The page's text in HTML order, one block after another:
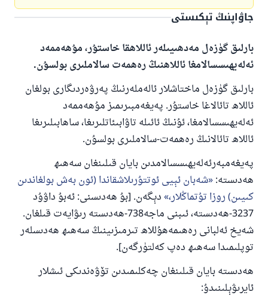
جاۋاپنىڭ تېكىستى
بارلىق گۈزەل مەدھىيىلەر ئاللاھقا خاستۇر، مۇھەممەد
ئەلەيھىسسالامغا ئاللاھنىڭ رەھمەت سالاملىرى بولسۇن.
بارلىق گۈزەل ماختاشلار ئالەملەرنىڭ پەرۋەردىگارى بولغان
ئاللاھ تائالاغا خاستۇر. پەيغەمبىرىمىز مۇھەممەد
ئەلەيھىسسالامغا، ئۇنىڭ ئائىلە تاۋابىئاتلىرىغا، ساھابىلىرىغا
ئاللاھ تائالانىڭ رەھمەت-سالاملىرى بولسۇن.
پەيغەمبەرئەلەيھىسسالامدىن بايان قىلىنغان سەھىھ
ھەدىستە: شەبان ئېيى ئوتتۇرىلاشقاندا (ئون بەش بولغاندىن
كىيىن) روزا تۇتماڭلار، دېگەن. [بۇ ھەدىسنى: ئەبۇ داۋۇد
3237-ھەدىستە، ئىبنى ماجە738-ھەدىستە رىۋايەت قىلغان.
شەيخ ئەلبانى رەھىمەھۇللاھ تىرمىزىينىڭ سەھىھ ھەدىسلەر
توپلىمىدا سەھىھ دەپ كەلتۈرگەن].
ھەدىستە بايان قىلىنغان چەكلىمىدىن تۆۋەندىكى ئىشلار
ئايرىۋېلىنىدۇ: